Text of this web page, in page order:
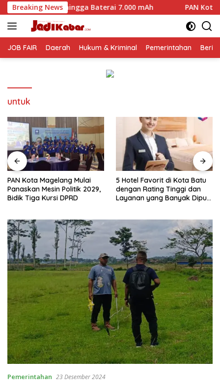
Langsung
ke
konten
Breaking News
Baterai 7.000 mAh PAN Kota Magelang Mulai
JOB FAIR Daerah Hukum & Kriminal Pemerintahan
untuk
PAN Kota Magelang Mulai
Panaskan Mesin Politik 2029,
Bidik Tiga Kursi DPRD
5 Hotel Favorit di Kota Batu
dengan Rating Tinggi dan
Layanan yang Banyak Dipuji
Pemerintahan 23 Desember 2024